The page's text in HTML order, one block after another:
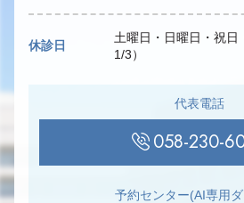
休診日
土曜日・日曜日・祝日
1/3）
058-230-
代表電話
予約センター(AI専用